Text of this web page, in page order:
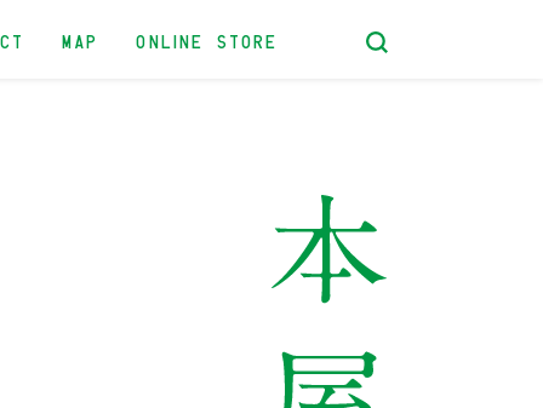
MAP ONLINE STORE